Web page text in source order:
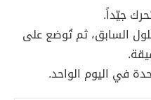
جيّداً.
السابق، ثم تُوضع على
في اليوم الواحد.